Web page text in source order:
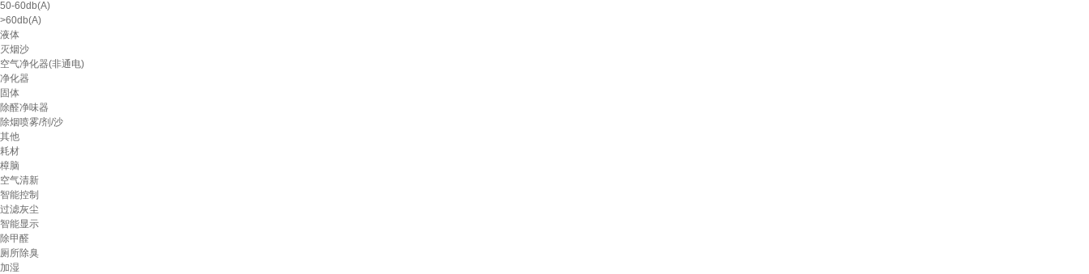
50-60db(A)
>60db(A)
液体
灭烟沙
空气净化器(非通电)
净化器
固体
除醛净味器
除烟喷雾/剂/沙
其他
耗材
樟脑
空气清新
智能控制
过滤灰尘
智能显示
除甲醛
厕所除臭
加湿